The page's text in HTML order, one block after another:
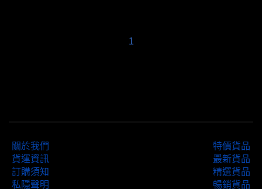
1
關於我們
貨運資訊
訂購須知
私隱聲明
特價貨品
最新貨品
精選貨品
暢銷貨品